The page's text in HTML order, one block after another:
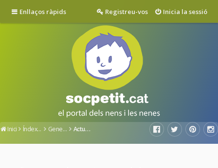
Enllaços ràpids Inicia la sessió
Registreu-vos
Inici Índex del fòrum General Actualitat a Socpetit